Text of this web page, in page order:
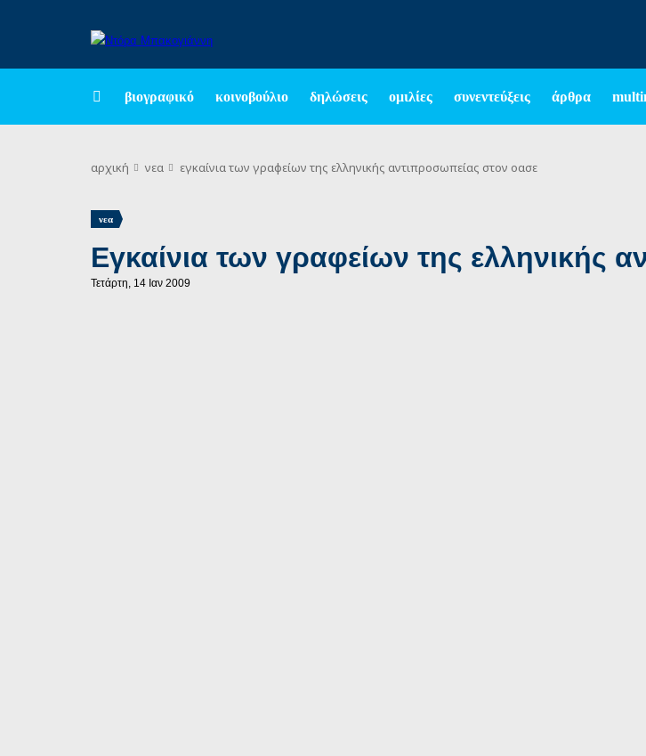
βιογραφικό κοινοβούλιο δηλώσεις ομιλίες συνεντεύξεις άρθρα
αρχική νεα εγκαίνια των γραφείων της ελληνικής αντιπροσωπείας στον οασε
νεα
Εγκαίνια των γραφείων της ελληνικής
Τετάρτη, 14 Ιαν 2009